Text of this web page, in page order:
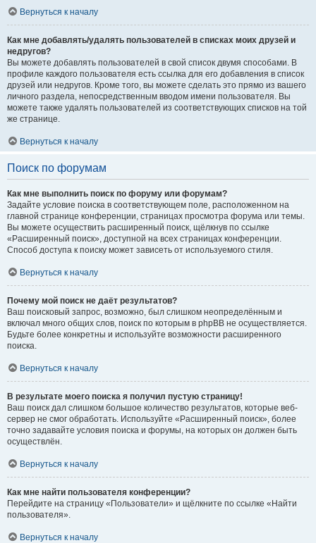
Вернуться к началу
Как мне добавлять/удалять пользователей в списках моих друзей и
недругов?
Вы можете добавлять пользователей в свой список двумя способами. В
профиле каждого пользователя есть ссылка для его добавления в список
друзей или недругов. Кроме того, вы можете сделать это прямо из вашего
личного раздела, непосредственным вводом имени пользователя. Вы
можете также удалять пользователей из соответствующих списков на той
же странице.
Вернуться к началу
Поиск по форумам
Как мне выполнить поиск по форуму или форумам?
Задайте условие поиска в соответствующем поле, расположенном на
главной странице конференции, страницах просмотра форума или темы.
Вы можете осуществить расширенный поиск, щёлкнув по ссылке
«Расширенный поиск», доступной на всех страницах конференции.
Способ доступа к поиску может зависеть от используемого стиля.
Вернуться к началу
Почему мой поиск не даёт результатов?
Ваш поисковый запрос, возможно, был слишком неопределённым и
включал много общих слов, поиск по которым в phpBB не осуществляется.
Будьте более конкретны и используйте возможности расширенного
поиска.
Вернуться к началу
В результате моего поиска я получил пустую страницу!
Ваш поиск дал слишком большое количество результатов, которые веб-
сервер не смог обработать. Используйте «Расширенный поиск», более
точно задавайте условия поиска и форумы, на которых он должен быть
осуществлён.
Вернуться к началу
Как мне найти пользователя конференции?
Перейдите на страницу «Пользователи» и щёлкните по ссылке «Найти
пользователя».
Вернуться к началу